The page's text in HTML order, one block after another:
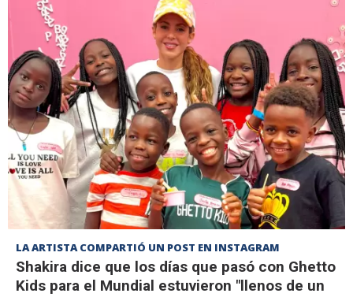
LA ARTISTA COMPARTIÓ UN POST EN INSTAGRAM
Shakira dice que los días que pasó con Ghetto
Kids para el Mundial estuvieron "llenos de un